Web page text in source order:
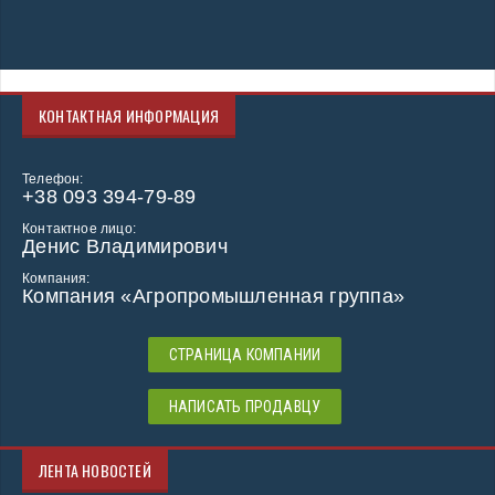
КОНТАКТНАЯ ИНФОРМАЦИЯ
Телефон:
+38 093 394-79-89
Контактное лицо:
Денис Владимирович
Компания:
Компания «Агропромышленная группа»
СТРАНИЦА КОМПАНИИ
НАПИСАТЬ ПРОДАВЦУ
ЛЕНТА НОВОСТЕЙ